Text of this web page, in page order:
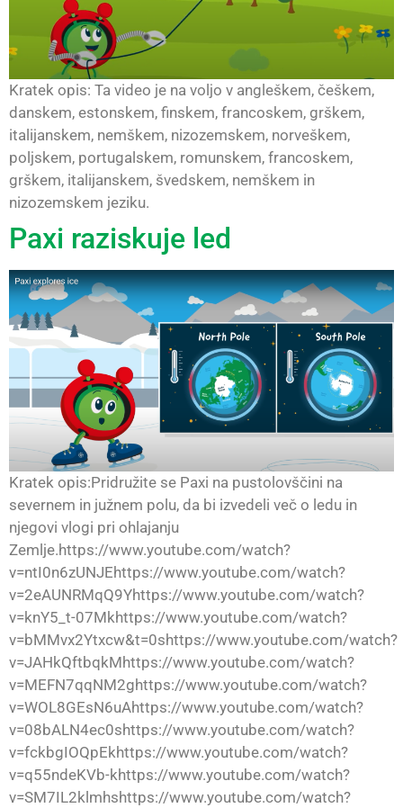
Kratek opis: Ta video je na voljo v angleškem, češkem,
danskem, estonskem, finskem, francoskem, grškem,
italijanskem, nemškem, nizozemskem, norveškem,
poljskem, portugalskem, romunskem, francoskem,
grškem, italijanskem, švedskem, nemškem in
nizozemskem jeziku.
Paxi raziskuje led
Kratek opis:Pridružite se Paxi na pustolovščini na
severnem in južnem polu, da bi izvedeli več o ledu in
njegovi vlogi pri ohlajanju
Zemlje.https://www.youtube.com/watch?
v=ntI0n6zUNJEhttps://www.youtube.com/watch?
v=2eAUNRMqQ9Yhttps://www.youtube.com/watch?
v=knY5_t-07Mkhttps://www.youtube.com/watch?
v=bMMvx2Ytxcw&t=0shttps://www.youtube.com/watch?
v=JAHkQftbqkMhttps://www.youtube.com/watch?
v=MEFN7qqNM2ghttps://www.youtube.com/watch?
v=WOL8GEsN6uAhttps://www.youtube.com/watch?
v=08bALN4ec0shttps://www.youtube.com/watch?
v=fckbgIOQpEkhttps://www.youtube.com/watch?
v=q55ndeKVb-khttps://www.youtube.com/watch?
v=SM7IL2klmhshttps://www.youtube.com/watch?